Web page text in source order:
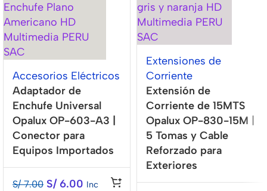
Accesorios Eléctricos
Adaptador de
Enchufe Universal
Opalux OP-603-A3 |
Conector para
Equipos Importados
S/7.00 S/6.00 Inc
Extensiones de
Corriente
Extensión de
Corriente de 15MTS
Opalux OP-830-15M |
5 Tomas y Cable
Reforzado para
Exteriores